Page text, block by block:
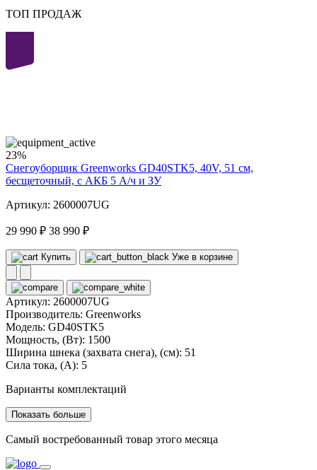
ТОП ПРОДАЖ
23%
Снегоуборщик Greenworks GD40STK5, 40V, 51 см,
бесщеточный, с АКБ 5 А/ч и ЗУ
Артикул: 2600007UG
29 990 ₽ 38 990 ₽
Купить Уже в корзине
Артикул: 2600007UG
Производитель: Greenworks
Модель: GD40STK5
Мощность, (Вт): 1500
Ширина шнека (захвата снега), (см): 51
Сила тока, (А): 5
Варианты комплектаций
Показать больше
Самый востребованный товар этого месяца